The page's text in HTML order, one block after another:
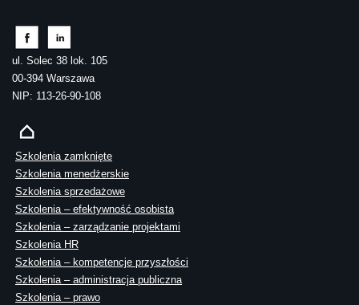
ul. Solec 38 lok. 105
00-394 Warszawa
NIP: 113-26-90-108
Szkolenia zamknięte
Szkolenia menedżerskie
Szkolenia sprzedażowe
Szkolenia – efektywność osobista
Szkolenia – zarządzanie projektami
Szkolenia HR
Szkolenia – kompetencje przyszłości
Szkolenia – administracja publiczna
Szkolenia – prawo